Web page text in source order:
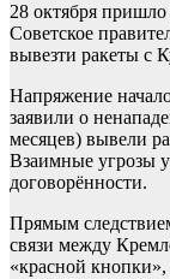
28 октября
Советское
вывезти ракеты с
Напряжение
заявили о
месяцев) вывели
Взаимные угрозы
договорённости.
Прямым
связи между
«красной